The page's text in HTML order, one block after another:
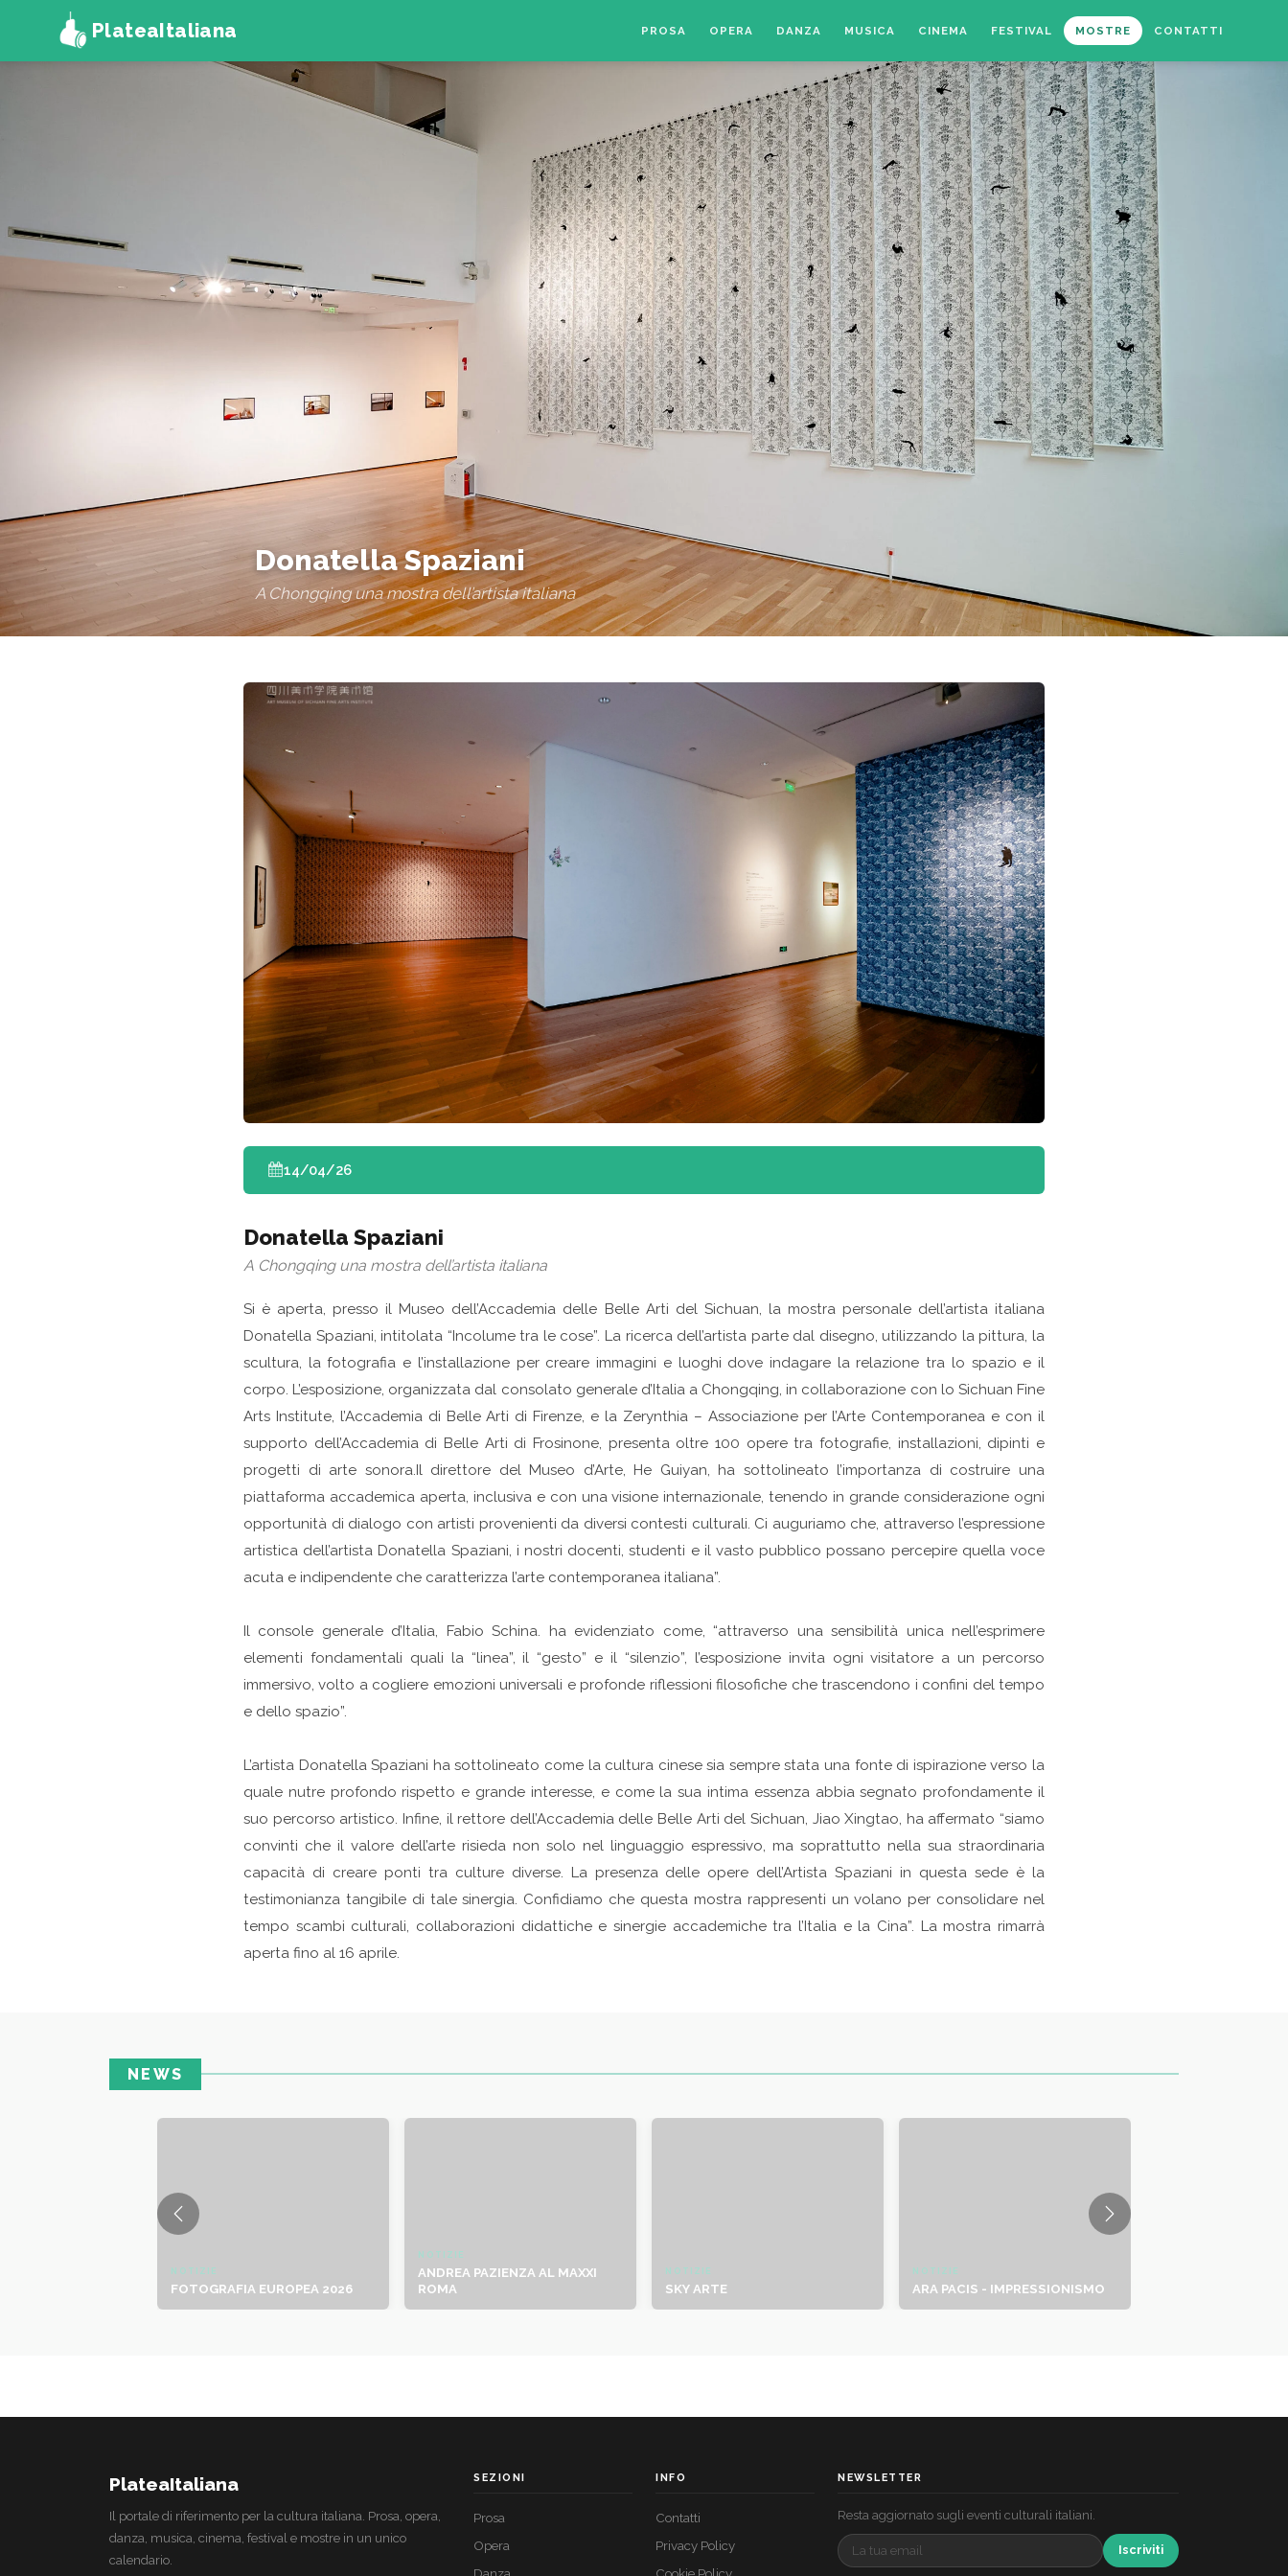
PlateaItaliana PROSA OPERA DANZA MUSICA CINEMA FESTIVAL MOSTRE CONTATTI
Donatella Spaziani
A Chongqing una mostra dell’artista italiana
14/04/26
Donatella Spaziani
A Chongqing una mostra dell’artista italiana
Si è aperta, presso il Museo dell’Accademia delle Belle Arti del Sichuan, la mostra personale dell’artista italiana
Donatella Spaziani, intitolata “Incolume tra le cose”. La ricerca dell’artista parte dal disegno, utilizzando la pittura, la
scultura, la fotografia e l’installazione per creare immagini e luoghi dove indagare la relazione tra lo spazio e il
corpo. L’esposizione, organizzata dal consolato generale d’Italia a Chongqing, in collaborazione con lo Sichuan Fine
Arts Institute, l’Accademia di Belle Arti di Firenze, e la Zerynthia – Associazione per l’Arte Contemporanea e con il
supporto dell’Accademia di Belle Arti di Frosinone, presenta oltre 100 opere tra fotografie, installazioni, dipinti e
progetti di arte sonora.Il direttore del Museo d’Arte, He Guiyan, ha sottolineato l’importanza di costruire una
piattaforma accademica aperta, inclusiva e con una visione internazionale, tenendo in grande considerazione ogni
opportunità di dialogo con artisti provenienti da diversi contesti culturali. Ci auguriamo che, attraverso l’espressione
artistica dell’artista Donatella Spaziani, i nostri docenti, studenti e il vasto pubblico possano percepire quella voce
acuta e indipendente che caratterizza l’arte contemporanea italiana”.
Il console generale d’Italia, Fabio Schina. ha evidenziato come, “attraverso una sensibilità unica nell’esprimere
elementi fondamentali quali la “linea”, il “gesto” e il “silenzio”, l’esposizione invita ogni visitatore a un percorso
immersivo, volto a cogliere emozioni universali e profonde riflessioni filosofiche che trascendono i confini del tempo
e dello spazio”.
L’artista Donatella Spaziani ha sottolineato come la cultura cinese sia sempre stata una fonte di ispirazione verso la
quale nutre profondo rispetto e grande interesse, e come la sua intima essenza abbia segnato profondamente il
suo percorso artistico. Infine, il rettore dell’Accademia delle Belle Arti del Sichuan, Jiao Xingtao, ha affermato “siamo
convinti che il valore dell’arte risieda non solo nel linguaggio espressivo, ma soprattutto nella sua straordinaria
capacità di creare ponti tra culture diverse. La presenza delle opere dell’Artista Spaziani in questa sede è la
testimonianza tangibile di tale sinergia. Confidiamo che questa mostra rappresenti un volano per consolidare nel
tempo scambi culturali, collaborazioni didattiche e sinergie accademiche tra l’Italia e la Cina”. La mostra rimarrà
aperta fino al 16 aprile.
NEWS
NOTIZIE
FOTOGRAFIA EUROPEA 2026
NOTIZIE
ANDREA PAZIENZA AL MAXXI
ROMA
NOTIZIE
SKY ARTE
NOTIZIE
ARA PACIS - IMPRESSIONISMO
PlateaItaliana
Il portale di riferimento per la cultura italiana. Prosa, opera,
danza, musica, cinema, festival e mostre in un unico
calendario.
SEZIONI
Prosa
Opera
INFO
Contatti
Privacy Policy
NEWSLETTER
Resta aggiornato sugli eventi culturali italiani.
Iscriviti